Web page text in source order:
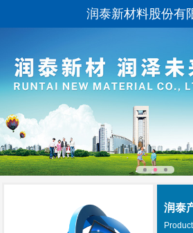
润泰新材料股份有
润泰